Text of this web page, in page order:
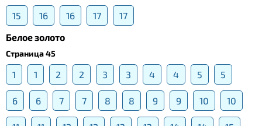
15 16 16 17
17
Белое золото
Страница 45
1 1 2 2 3 3 4 4 5 5
6 6 7 7 8 8 9 9 10 10